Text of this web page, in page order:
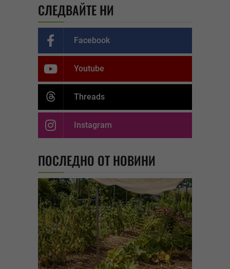
СЛЕДВАЙТЕ НИ
Facebook
Youtube
Threads
Instagram
ПОСЛЕДНО ОТ НОВИНИ